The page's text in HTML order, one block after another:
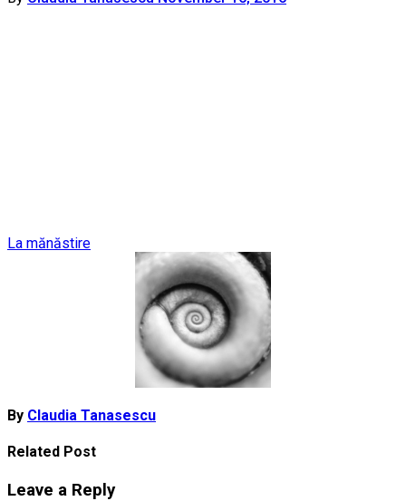
Post
La mănăstire
By Claudia Tanasescu
Related Post
Leave a Reply